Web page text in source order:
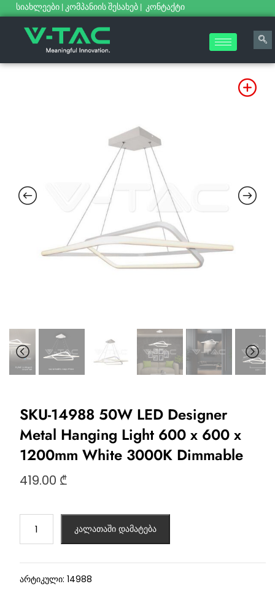
სიახლეები | კომპანიის შესახებ | კონტაქტი
SKU-14988 50W LED Designer
Metal Hanging Light 600 x 600 x
1200mm White 3000K Dimmable
419.00 ₾
კალათაში დამატება
არტიკული: 14988